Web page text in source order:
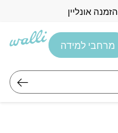
אונליין
מרחבי למידה